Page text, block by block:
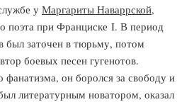
у Маргариты Наваррской,
поэта при Франциске I. В период
был заточен в тюрьму, потом
боевых песен гугенотов.
фанатизма, он боролся за свободу и
литературным новатором, оказал